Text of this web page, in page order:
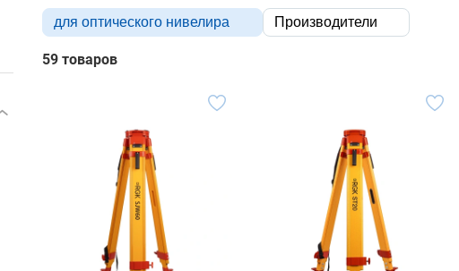
для оптического нивелира Производители
59 товаров